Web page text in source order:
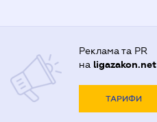
Реклама та PR
на ligazakon.net
ТАРИФИ